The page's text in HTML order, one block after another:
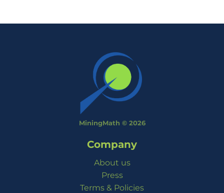
MiningMath © 2026
Company
About us
Press
Terms & Policies